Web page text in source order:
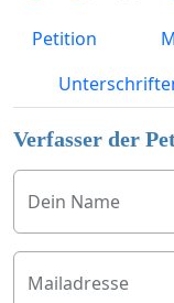
Petition
Verfasser der
Dein Name
Mailadresse